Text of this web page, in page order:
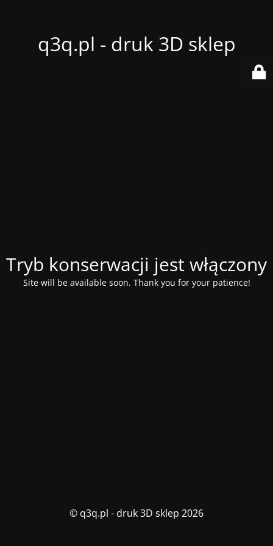
q3q.pl - druk 3D sklep
Tryb konserwacji jest włączony
Site will be available soon. Thank you for your patience!
© q3q.pl - druk 3D sklep 2026